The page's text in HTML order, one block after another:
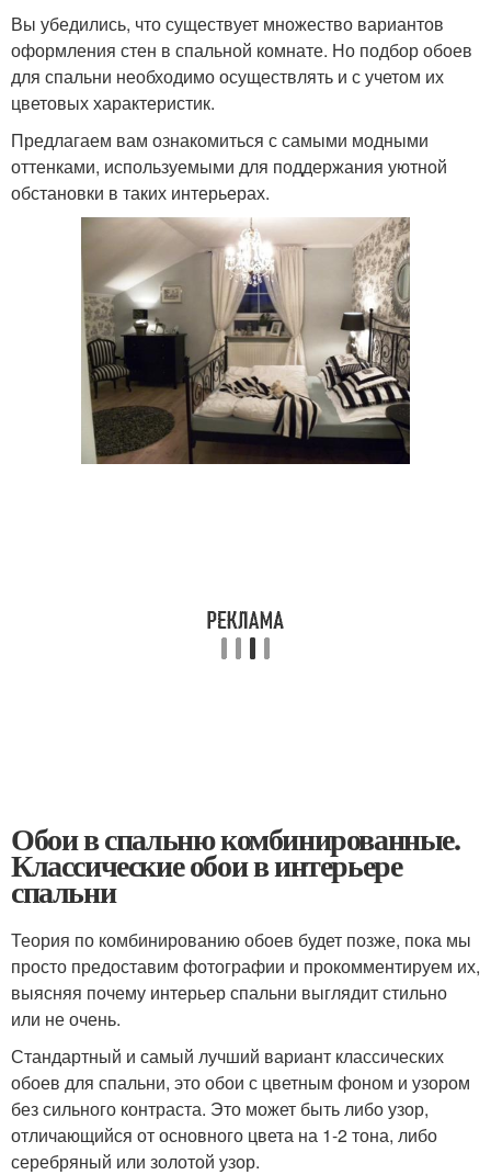
Вы убедились, что существует множество вариантов
оформления стен в спальной комнате. Но подбор обоев
для спальни необходимо осуществлять и с учетом их
цветовых характеристик.
Предлагаем вам ознакомиться с самыми модными
оттенками, используемыми для поддержания уютной
обстановки в таких интерьерах.
Обои в спальню комбинированные.
Классические обои в интерьере
спальни
Теория по комбинированию обоев будет позже, пока мы
просто предоставим фотографии и прокомментируем их,
выясняя почему интерьер спальни выглядит стильно
или не очень.
Стандартный и самый лучший вариант классических
обоев для спальни, это обои с цветным фоном и узором
без сильного контраста. Это может быть либо узор,
отличающийся от основного цвета на 1-2 тона, либо
серебряный или золотой узор.